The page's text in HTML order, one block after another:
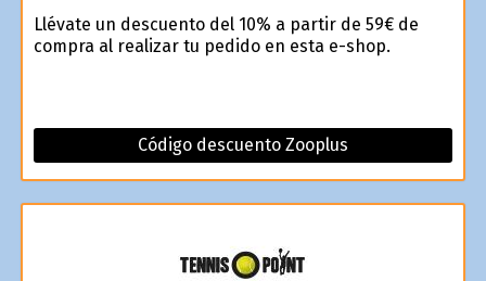
Llévate un descuento del 10% a partir de 59€ de
compra al realizar tu pedido en esta e-shop.
Código descuento Zooplus